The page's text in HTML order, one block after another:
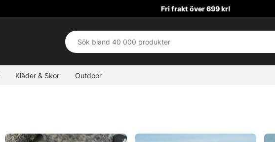
Fri frakt över 699 kr!
Kläder & Skor Outdoor